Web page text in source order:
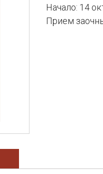
Начало: 14
Прием